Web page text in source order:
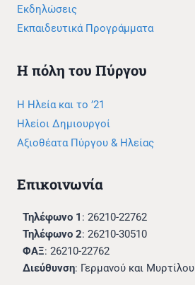
Εκδηλώσεις
Εκπαιδευτικά Προγράμματα
Η πόλη του Πύργου
Η Ηλεία και το ’21
Ηλείοι Δημιουργοί
Αξιοθέατα Πύργου & Ηλείας
Επικοινωνία
Τηλέφωνο 1 : 26210-22762
Τηλέφωνο 2: 26210-30510
ΦΑΞ: 26210-22762
Διεύθυνση: Γερμανού και Μυρτίλου